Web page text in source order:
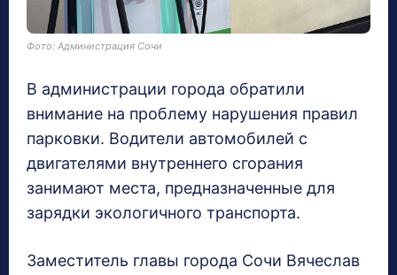
Фото: Администрация Сочи
В администрации города обратили
внимание на проблему нарушения правил
парковки. Водители автомобилей с
двигателями внутреннего сгорания
занимают места, предназначенные для
зарядки экологичного транспорта.
Заместитель главы города Сочи Вячеслав